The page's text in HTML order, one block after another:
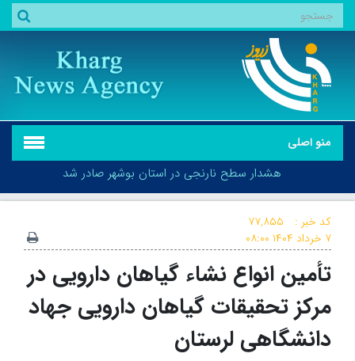
منو اصلی
هشدار سطح نارنجی در استان بوشهر صادر شد
هشدار سطح نارنجی در استان بوشهر صادر شد
کد خبر :
۷۷,۸۵۵
۷ خرداد ۱۴۰۴
۰۸:۰۰
تأمین انواع نشاء گیاهان دارویی در
مرکز تحقیقات گیاهان دارویی جهاد
دانشگاهی لرستان